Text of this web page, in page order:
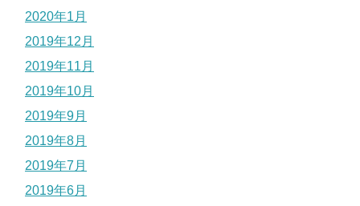
2020年1月
2019年12月
2019年11月
2019年10月
2019年9月
2019年8月
2019年7月
2019年6月